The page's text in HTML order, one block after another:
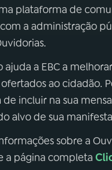
plataforma de
a administração
ajuda a EBC a
ao cidadão.
de incluir na sua
alvo de sua
sobre a
a página completa